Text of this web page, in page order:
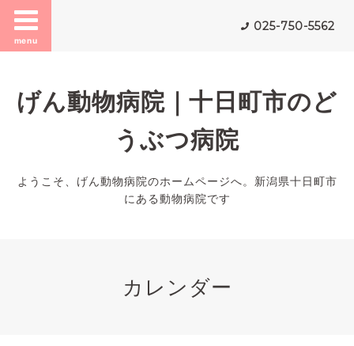
menu
025-750-5562
げん動物病院｜十日町市のど
うぶつ病院
ようこそ、げん動物病院のホームページへ。新潟県十日町市
にある動物病院です
カレンダー